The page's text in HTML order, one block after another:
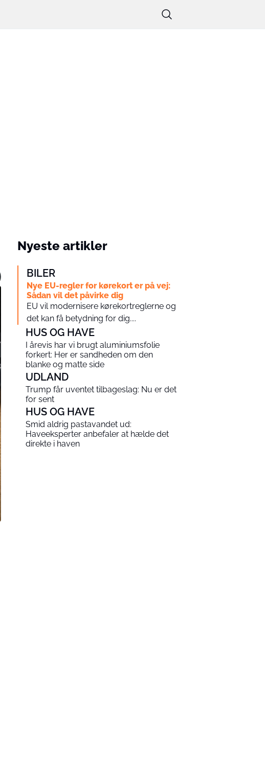
Nyeste artikler
BILER
Nye EU-regler for kørekort er på vej:
Sådan vil det påvirke dig
EU vil modernisere kørekortreglerne og
det kan få betydning for dig....
HUS OG HAVE
I årevis har vi brugt aluminiumsfolie
forkert: Her er sandheden om den
blanke og matte side
UDLAND
Trump får uventet tilbageslag: Nu er det
for sent
HUS OG HAVE
Smid aldrig pastavandet ud:
Haveeksperter anbefaler at hælde det
direkte i haven